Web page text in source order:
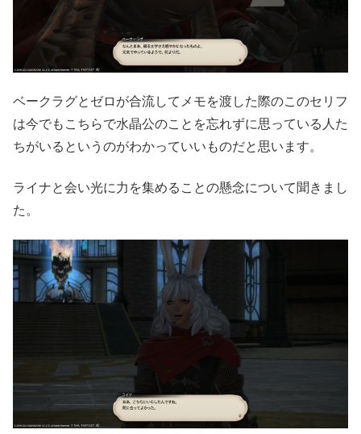
ベークラグとゼロが合流してメモを渡した際のこのセリフ
は今でもこちらで水晶公のことを忘れずに思っている人た
ちがいるというのがわかっていいものだと思います。
ライナと会い光に力を集めることの懸念について聞きまし
た。